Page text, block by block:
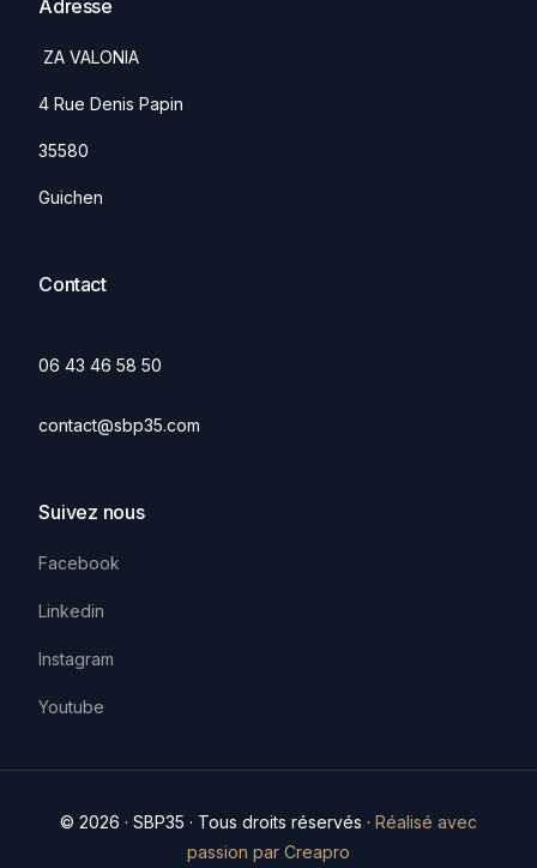
Adresse
ZA VALONIA
4 Rue Denis Papin
35580
Guichen
Contact
06 43 46 58 50
contact@sbp35.com
Suivez nous
Facebook
Linkedin
Instagram
Youtube
© 2026 · SBP35 · Tous droits réservés · Réalisé avec
passion par Creapro